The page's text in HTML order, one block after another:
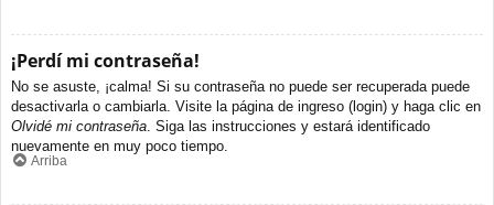
¡Perdí mi contraseña!
No se asuste, ¡calma! Si su contraseña no puede ser recuperada puede
desactivarla o cambiarla. Visite la página de ingreso (login) y haga clic en
Olvidé mi contraseña . Siga las instrucciones y estará identificado
nuevamente en muy poco tiempo.
Arriba